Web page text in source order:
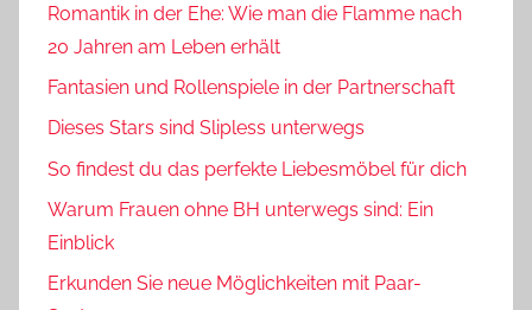
Romantik in der Ehe: Wie man die Flamme nach
20 Jahren am Leben erhält
Fantasien und Rollenspiele in der Partnerschaft
Dieses Stars sind Slipless unterwegs
So findest du das perfekte Liebesmöbel für dich
Warum Frauen ohne BH unterwegs sind: Ein
Einblick
Erkunden Sie neue Möglichkeiten mit Paar-